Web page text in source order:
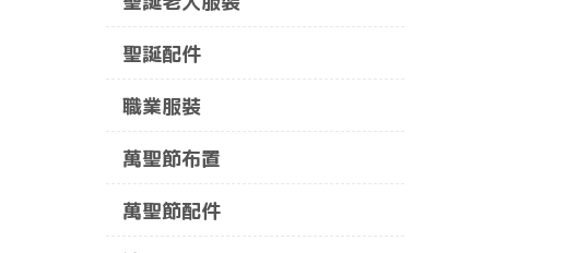
聖誕配件
職業服裝
萬聖節布置
萬聖節配件